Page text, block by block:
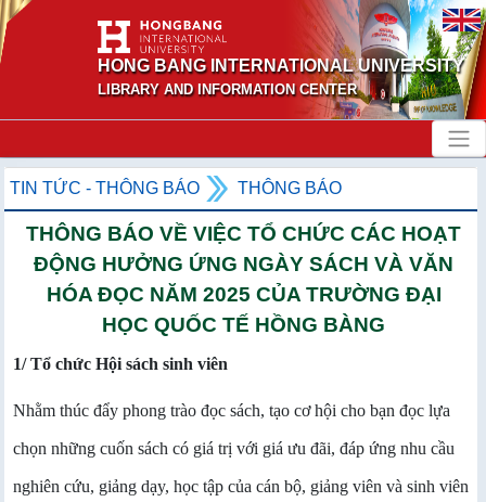
HONG BANG INTERNATIONAL UNIVERSITY
LIBRARY AND INFORMATION CENTER
TIN TỨC - THÔNG BÁO THÔNG BÁO
THÔNG BÁO VỀ VIỆC TỔ CHỨC CÁC HOẠT
ĐỘNG HƯỞNG ỨNG NGÀY SÁCH VÀ VĂN
HÓA ĐỌC NĂM 2025 CỦA TRƯỜNG ĐẠI
HỌC QUỐC TẾ HỒNG BÀNG
1/ Tổ chức Hội sách sinh viên
Nhằm thúc đẩy phong trào đọc sách, tạo cơ hội cho bạn đọc lựa
chọn những cuốn sách có giá trị với giá ưu đãi, đáp ứng nhu cầu
nghiên cứu, giảng dạy, học tập của cán bộ, giảng viên và sinh viên